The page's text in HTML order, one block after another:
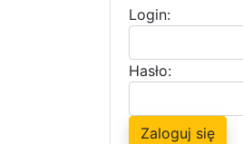
Login:
Hasło:
Zaloguj się